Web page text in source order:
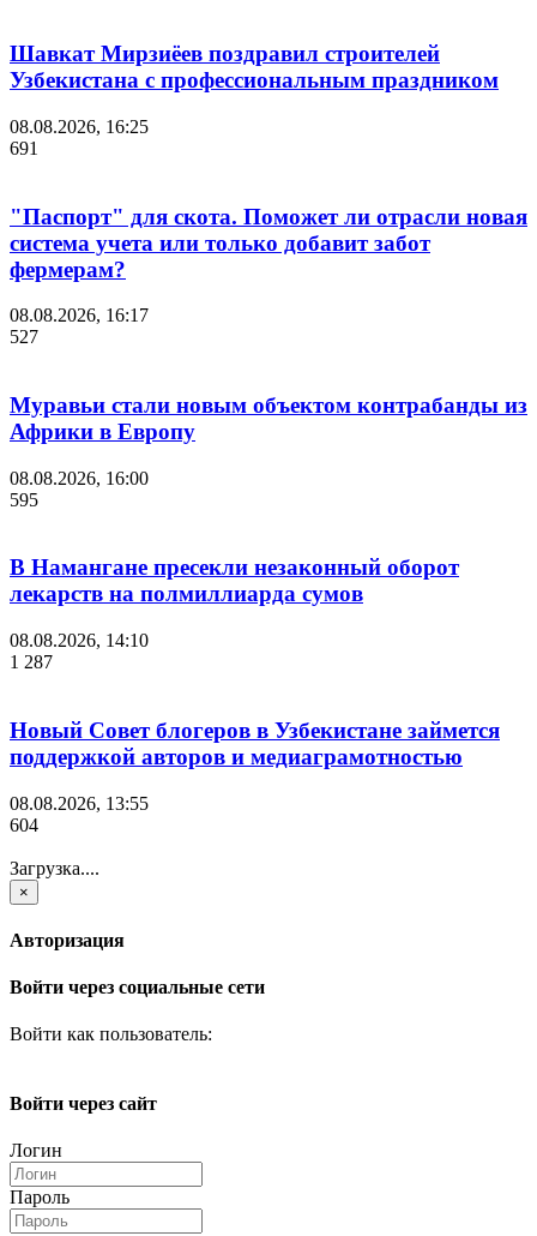
Шавкат Мирзиёев поздравил строителей
Узбекистана с профессиональным праздником
08.08.2026, 16:25
691
"Паспорт" для скота. Поможет ли отрасли новая
система учета или только добавит забот
фермерам?
08.08.2026, 16:17
527
Муравьи стали новым объектом контрабанды из
Африки в Европу
08.08.2026, 16:00
595
В Намангане пресекли незаконный оборот
лекарств на полмиллиарда сумов
08.08.2026, 14:10
1 287
Новый Совет блогеров в Узбекистане займется
поддержкой авторов и медиаграмотностью
08.08.2026, 13:55
604
Загрузка....
×
Авторизация
Войти через социальные сети
Войти как пользователь:
Войти через сайт
Логин
Пароль